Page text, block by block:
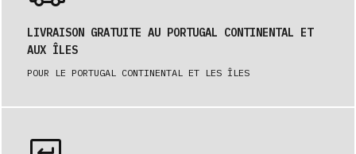
LIVRAISON GRATUITE AU PORTUGAL CONTINENTAL ET
AUX ÎLES
POUR LE PORTUGAL CONTINENTAL ET LES ÎLES